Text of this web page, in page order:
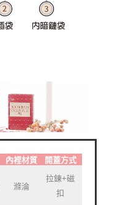
內裡材質 開蓋方式
滌淪
拉鍊+磁
扣